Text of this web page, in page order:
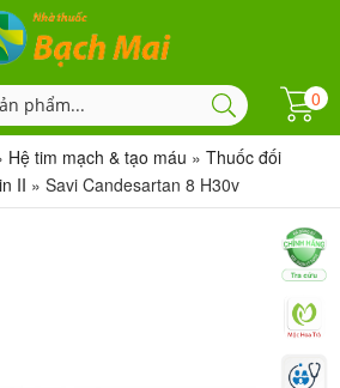
0
Hệ tim mạch & tạo máu » Thuốc đối
II » Savi Candesartan 8 H30v